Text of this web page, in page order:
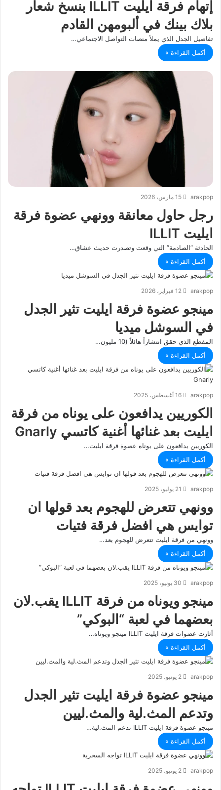
إتهام فرقة ايليت ILLIT بنسخ شعار
بلاك بينك في ألبومهن القادم
تفاصيل الجدل الذي يملأ منصات التواصل الاجتماعي…
أكمل القراءة »
arakpop 15 مارس، 2026
رجل حاول معانقة وونهي عضوة فرقة
ايليت ILLIT
الحادثة “الصادمة” التي وقعت وتصدرت حديث عشاق…
أكمل القراءة »
arakpop 12 فبراير، 2026
مينجو عضوة فرقة ايليت تثير الجدل
في السوشل ميديا
المقطع الذي حقق انتشاراً هائلاً (10 مليون…
أكمل القراءة »
arakpop 16 أغسطس، 2025
الكوريين يدافعون على يوناه من فرقة
ايليت بعد غنائها أغنية كاتسي Gnarly
الكوريين يدافعون على يوناه عضوة فرقة ايليت…
أكمل القراءة »
arakpop 21 يوليو، 2025
وونهي تتعرض للهجوم بعد قولها ان
توايس هي افضل فرقة فتيات
وونهي من فرقة ايليت تتعرض للهجوم بعد…
أكمل القراءة »
arakpop 30 يونيو، 2025
مينجو ويوناه من فرقة ILLIT يقب.لان
بعضهما في لعبة “البوكي”
أثارت عضوات فرقة ايليت ILLIT مينجو ويوناه…
أكمل القراءة »
arakpop 2 يونيو، 2025
مينجو عضوة فرقة ايليت تثير الجدل
وتدعم المث.لية والمث.ليين
مينجو عضوة فرقة ايليت ILLIT تدعم المث.لية…
أكمل القراءة »
arakpop 2 يونيو، 2025